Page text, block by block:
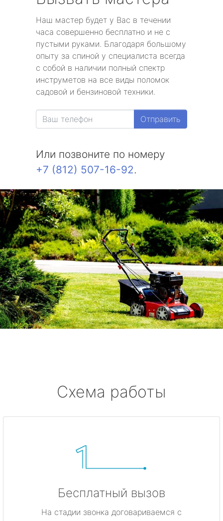
Наш мастер будет у Вас в течении
часа совершенно бесплатно и не с
пустыми руками. Благодаря большому
опыту за спиной у специалиста всегда
с собой в наличии полный спектр
инструметов на все виды поломок
садовой и бензиновой техники.
Отправить
Или позвоните по номеру
+7 (812) 507-16-92.
Схема работы
Бесплатный вызов
На стадии звонка договариваемся с